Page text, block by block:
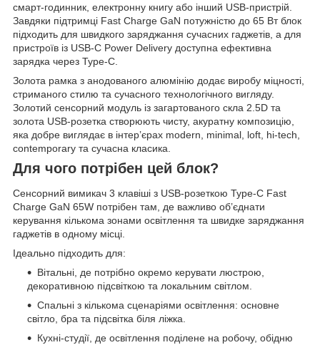
смарт-годинник, електронну книгу або інший USB-пристрій.
Завдяки підтримці Fast Charge GaN потужністю до 65 Вт блок
підходить для швидкого заряджання сучасних гаджетів, а для
пристроїв із USB-C Power Delivery доступна ефективна
зарядка через Type-C.
Золота рамка з анодованого алюмінію додає виробу міцності,
стриманого стилю та сучасного технологічного вигляду.
Золотий сенсорний модуль із загартованого скла 2.5D та
золота USB-розетка створюють чисту, акуратну композицію,
яка добре виглядає в інтер’єрах modern, minimal, loft, hi-tech,
contemporary та сучасна класика.
Для чого потрібен цей блок?
Сенсорний вимикач 3 клавіші з USB-розеткою Type-C Fast
Charge GaN 65W потрібен там, де важливо об’єднати
керування кількома зонами освітлення та швидке заряджання
гаджетів в одному місці.
Ідеально підходить для:
Вітальні, де потрібно окремо керувати люстрою,
декоративною підсвіткою та локальним світлом.
Спальні з кількома сценаріями освітлення: основне
світло, бра та підсвітка біля ліжка.
Кухні-студії, де освітлення поділене на робочу, обідню